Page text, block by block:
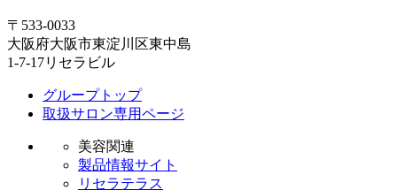
〒533-0033
大阪府大阪市東淀川区東中島
1-7-17リセラビル
グループトップ
取扱サロン専用ページ
美容関連
製品情報サイト
リセラテラス